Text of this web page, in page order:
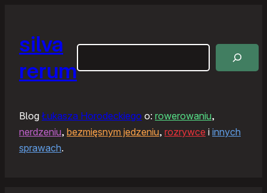
silva
rerum
Blog Łukasza Horodeckiego o: rowerowaniu,
nerdzeniu, bezmięsnym jedzeniu, rozrywce i innych
sprawach.